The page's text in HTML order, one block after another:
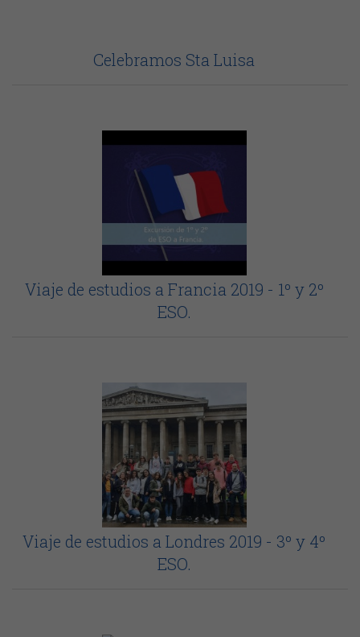
Celebramos Sta Luisa
Viaje de estudios a Francia 2019 - 1º y 2º
ESO.
Viaje de estudios a Londres 2019 - 3º y 4º
ESO.